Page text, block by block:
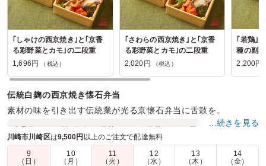
｢しゃけの西京焼き｣と｢京香
る彩野菜とカモ｣の二段重
1,696円
（税込）
｢さわらの西京焼き｣と｢京香
る彩野菜とカモ｣の二段重
2,020円
（税込）
｢若鶏｣
種の副
2,200円
伝統白麹の西京焼き懐石弁当
素材の味を引き出す伝統業が光る京懐石弁当に舌鼓を。
商品数： 締切日時： 1日前10:00 価格帯：
1,360円～2,360円
配達時間： 6:00～17:00
…続きを見る
川崎市川崎区は9,500円 以上のご注文で配達無料
9
（日）
10
（月）
11
（火）
12
（水）
13
（木）
14
（金）